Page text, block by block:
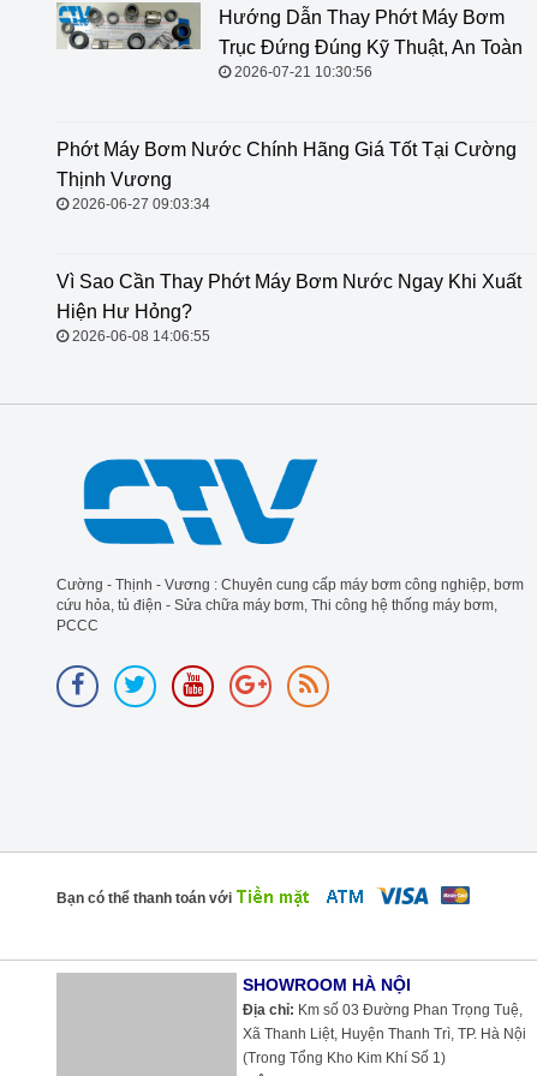
Hướng Dẫn Thay Phớt Máy Bơm
Trục Đứng Đúng Kỹ Thuật, An Toàn
2026-07-21 10:30:56
Phớt Máy Bơm Nước Chính Hãng
Vì Sao Cần Thay Phớt Máy Bơm
Cường - Thịnh - Vương : Chuyên cung cấp máy bơm công nghiệp, bơm
cứu hỏa, tủ điện - Sửa chữa máy bơm, Thi công hệ thống máy bơm,
PCCC
Bạn có thể thanh toán với
Km số 03 Đường Phan Trọng Tuệ, Xã Thanh Liệt, Huyện Thanh
Trì, TP. Hà Nội (Trong Tổng Kho Kim Khí Số 1)
024 6292 3846 - 024 6674 3148